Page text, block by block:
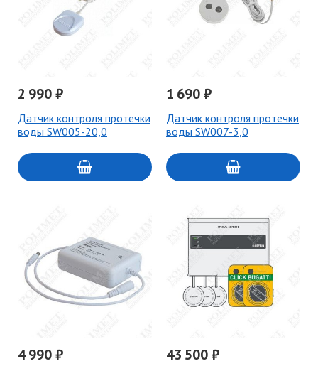
2 990 ₽
Датчик контроля протечки
воды SW005-20,0
1 690 ₽
Датчик контроля протечки
воды SW007-3,0
4 990 ₽ 43 500 ₽